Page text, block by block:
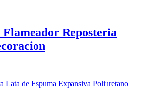
Flameador Reposteria